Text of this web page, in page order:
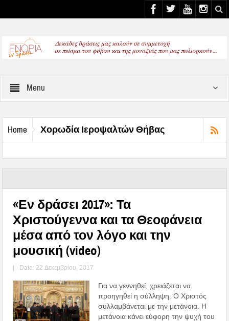
Menu
Home Χορωδία Ιεροψαλτών Θήβας
«Εν δράσει 2017»: Τα
Χριστούγεννα και τα Θεοφάνεια
μέσα από τον λόγο και την
μουσική (video)
| Date: 22 Δεκεμβρίου, 2017
Για να γεννηθεί, χρειάζεται να
προηγηθεί η σύλληψη. Ο Χριστός
συλλαμβάνεται με την μετάνοια. Η
μετάνοια κάνει εύφορη την ψυχή του